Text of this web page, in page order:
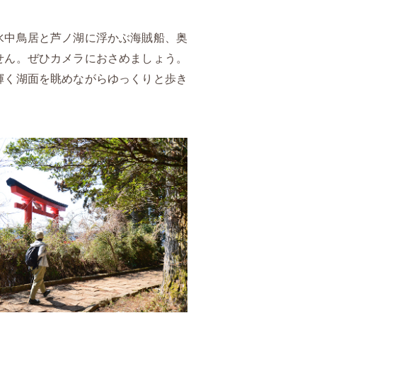
鳥居と芦ノ湖に浮かぶ海賊船、奥
。ぜひカメラにおさめましょう。
湖面を眺めながらゆっくりと歩き